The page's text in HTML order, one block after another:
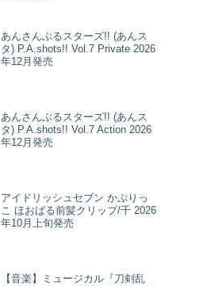
あんさんぶるスターズ!! (あんス
タ) P.A.shots!! Vol.7 Private 2026
年12月発売
あんさんぶるスターズ!! (あんス
タ) P.A.shots!! Vol.7 Action 2026
年12月発売
アイドリッシュセブン かぷりっ
こ ほおばる前髪クリップ/千 2026
年10月上旬発売
【音楽】ミュージカル『刀剣乱